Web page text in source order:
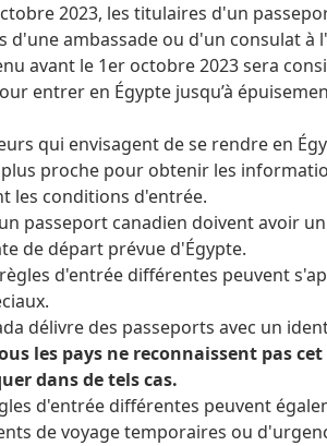
2023, les titulaires d'un
ambassade ou d'un consulat à
avant le 1er octobre 2023 sera
entrer en Égypte jusqu’à
qui envisagent de se rendre en
proche pour obtenir les
les conditions d'entrée.
passeport canadien doivent avoir
de départ prévue d'Égypte.
d'entrée différentes peuvent
délivre des passeports avec un
les pays ne reconnaissent pas
dans de tels cas.
d'entrée différentes peuvent
de voyage temporaires ou